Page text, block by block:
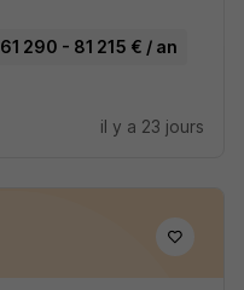
61 290 - 81 215 € / an
il y a 23 jours